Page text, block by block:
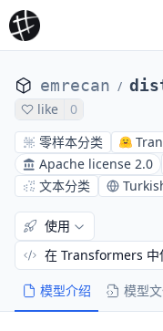
emrecan /
like
0
零样本分类
Apache license 2.0
文本分类
模型介绍 模型
使用
在 Transformers 中